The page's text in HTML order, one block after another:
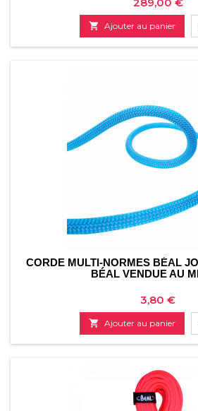
 Ajouter au panier
CORDE MULTI-NORMES BÉAL
BÉAL VENDUE AU
Prix
3,80 €
 Ajouter au panier